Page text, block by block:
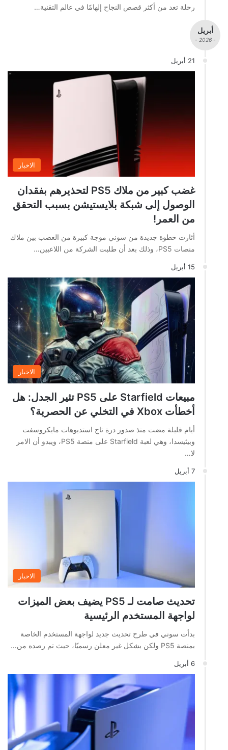
رحلة تعد من أكثر قصص النجاح إلهامًا في عالم التقنية…
أبريل
- 2026 -
21 أبريل
الاخبار
غضب كبير من ملاك PS5 لتحذيرهم بفقدان
الوصول إلى شبكة بلايستيشن بسبب التحقق
من العمر!
أثارت خطوة جديدة من سوني موجة كبيرة من الغضب بين ملاك
منصات PS5، وذلك بعد أن طلبت الشركة من اللاعبين…
15 أبريل
الاخبار
مبيعات Starfield على PS5 تثير الجدل: هل
أخطأت Xbox في التخلي عن الحصرية؟
أيام قليلة مضت منذ صدور درة تاج استديوهات مايكروسفت
وبيثيسدا، وهي لعبة Starfield على منصة PS5، ويبدو أن الامر
لا…
7 أبريل
الاخبار
تحديث صامت لـ PS5 يضيف بعض الميزات
لواجهة المستخدم الرئيسية
بدأت سوني في طرح تحديث جديد لواجهة المستخدم الخاصة
بمنصة PS5 ولكن بشكل غير معلن رسميًا، حيث تم رصده من…
6 أبريل